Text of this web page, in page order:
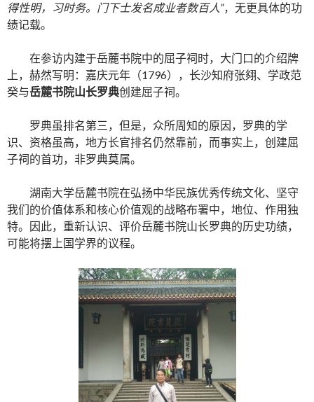
得性明，习时务。门下士发名成业者数百人”，无更具体的功
绩记载。
在参访内建于岳麓书院中的屈子祠时，大门口的介绍牌
上，赫然写明：嘉庆元年（1796），长沙知府张翗、学政范
癸与岳麓书院山长罗典创建屈子祠。
罗典虽排名第三，但是，众所周知的原因，罗典的学
识、资格虽高，地方长官排名仍然靠前，而事实上，创建屈
子祠的首功，非罗典莫属。
湖南大学岳麓书院在弘扬中华民族优秀传统文化、坚守
我们的价值体系和核心价值观的战略布署中，地位、作用独
特。因此，重新认识、评价岳麓书院山长罗典的历史功绩，
可能将摆上国学界的议程。